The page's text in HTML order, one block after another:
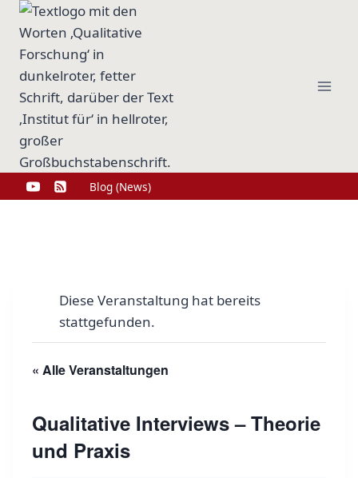
Zum
Inhalt
springen
Blog (News)
Diese Veranstaltung hat bereits
stattgefunden.
« Alle Veranstaltungen
Qualitative Interviews – Theorie
und Praxis